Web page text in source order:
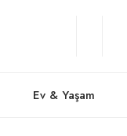
Ev & Yaşam